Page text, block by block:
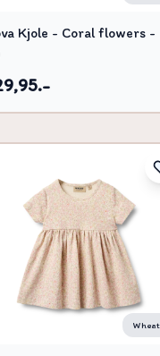
Kjole - Coral flowers -
Wheat